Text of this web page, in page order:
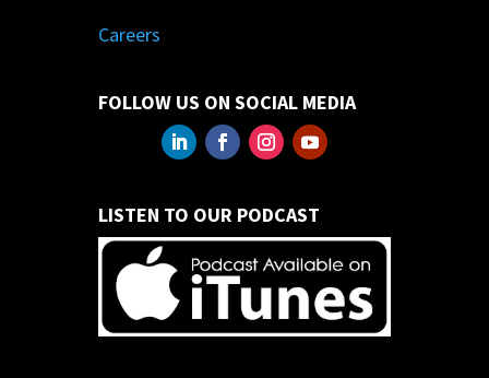
Careers
FOLLOW US ON SOCIAL MEDIA
LISTEN TO OUR PODCAST